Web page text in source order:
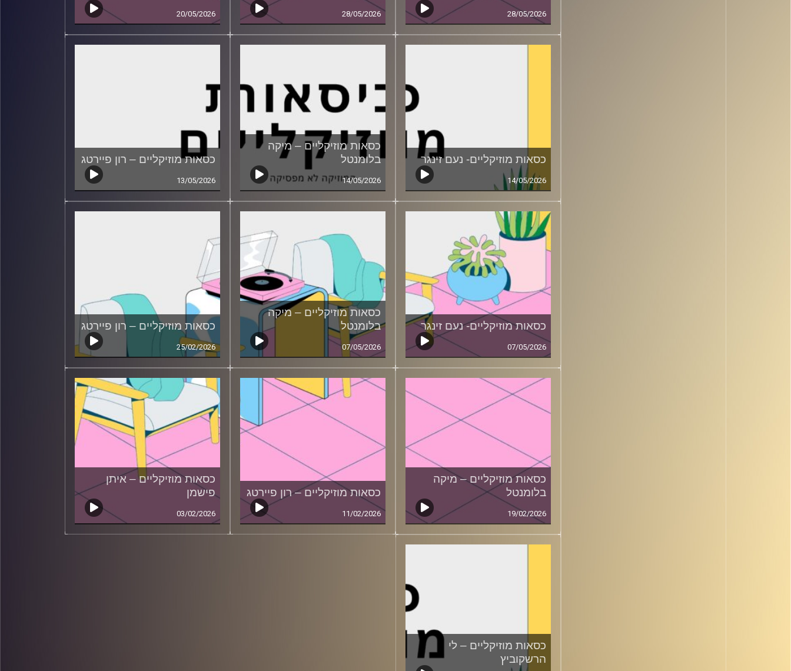
28/05/2026
28/05/2026
20/05/2026
כסאות מוזיקליים- נעם זינגר
14/05/2026
כסאות מוזיקליים – מיקה
בלומנטל
14/05/2026
כסאות מוזיקליים – רון פיירטג
13/05/2026
כסאות מוזיקליים- נעם זינגר
07/05/2026
כסאות מוזיקליים – מיקה
בלומנטל
07/05/2026
כסאות מוזיקליים – רון פיירטג
25/02/2026
כסאות מוזיקליים – מיקה
בלומנטל
19/02/2026
כסאות מוזיקליים – רון פיירטג
11/02/2026
כסאות מוזיקליים – איתן
פישמן
03/02/2026
כסאות מוזיקליים – לי
הרשקוביץ